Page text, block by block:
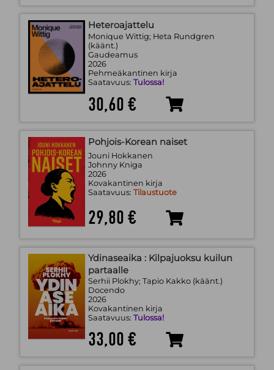
Heteroajattelu
Monique Wittig; Heta Rundgren
(käänt.)
Gaudeamus
2026
Pehmeäkantinen kirja
Saatavuus: Tulossa!
30,60 €
Pohjois-Korean naiset
Jouni Hokkanen
Johnny Kniga
2026
Kovakantinen kirja
Saatavuus: Tilaustuote
29,80 €
Ydinaseaika : Kilpajuoksu kuilun
partaalle
Serhii Plokhy; Tapio Kakko (käänt.)
Docendo
2026
Kovakantinen kirja
Saatavuus: Tulossa!
33,00 €